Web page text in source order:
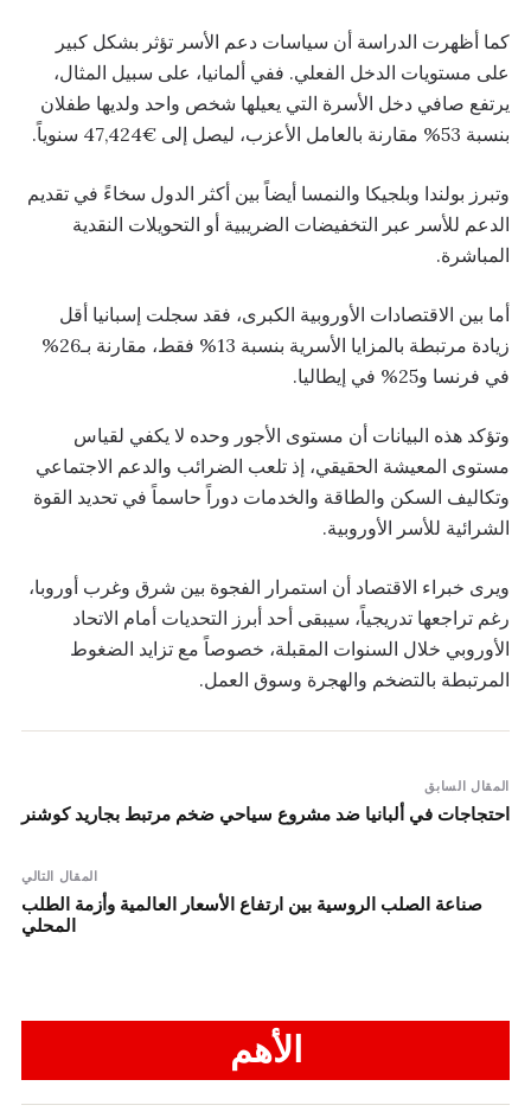
كما أظهرت الدراسة أن سياسات دعم الأسر تؤثر بشكل كبير
على مستويات الدخل الفعلي. ففي ألمانيا، على سبيل المثال،
يرتفع صافي دخل الأسرة التي يعيلها شخص واحد ولديها طفلان
بنسبة 53% مقارنة بالعامل الأعزب، ليصل إلى €47,424 سنوياً.
وتبرز بولندا وبلجيكا والنمسا أيضاً بين أكثر الدول سخاءً في تقديم
الدعم للأسر عبر التخفيضات الضريبية أو التحويلات النقدية
المباشرة.
أما بين الاقتصادات الأوروبية الكبرى، فقد سجلت إسبانيا أقل
زيادة مرتبطة بالمزايا الأسرية بنسبة 13% فقط، مقارنة بـ26%
في فرنسا و25% في إيطاليا.
وتؤكد هذه البيانات أن مستوى الأجور وحده لا يكفي لقياس
مستوى المعيشة الحقيقي، إذ تلعب الضرائب والدعم الاجتماعي
وتكاليف السكن والطاقة والخدمات دوراً حاسماً في تحديد القوة
الشرائية للأسر الأوروبية.
ويرى خبراء الاقتصاد أن استمرار الفجوة بين شرق وغرب أوروبا،
رغم تراجعها تدريجياً، سيبقى أحد أبرز التحديات أمام الاتحاد
الأوروبي خلال السنوات المقبلة، خصوصاً مع تزايد الضغوط
المرتبطة بالتضخم والهجرة وسوق العمل.
المقال السابق
احتجاجات في ألبانيا ضد مشروع سياحي ضخم مرتبط بجاريد كوشنر
المقال التالي
صناعة الصلب الروسية بين ارتفاع الأسعار العالمية وأزمة الطلب
المحلي
الأهم